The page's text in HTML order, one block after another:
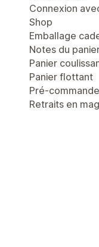
Connexion
Shop
Emballage
Notes du
Panier
Panier flottant
Pré-commande
Retraits en